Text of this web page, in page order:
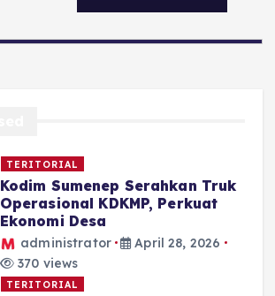
TERITORIAL
Kodim Sumenep Serahkan Truk
Operasional KDKMP, Perkuat
Ekonomi Desa
administrator
April 28, 2026
370 views
TERITORIAL